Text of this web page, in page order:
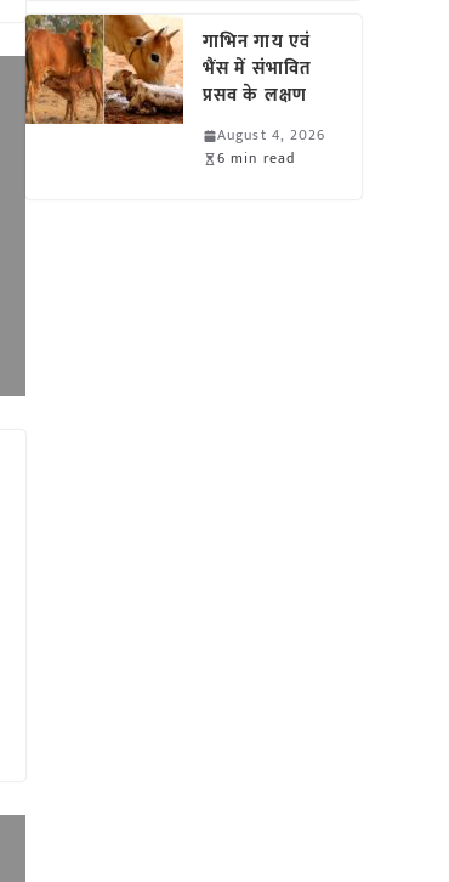
गाभिन गाय एवं
भैंस में संभावित
प्रसव के लक्षण
August 4, 2026
6 min read